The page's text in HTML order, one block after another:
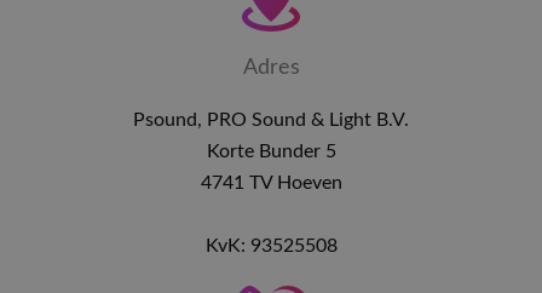
Adres
Psound, PRO Sound & Light B.V.
Korte Bunder 5
4741 TV Hoeven
KvK: 93525508